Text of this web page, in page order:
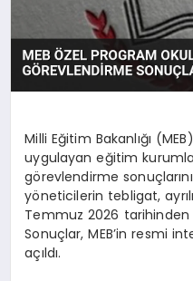
Milli Eğitim Bakanlığı
uygulayan eğitim
görevlendirme
yöneticilerin tebligat,
Temmuz 2026
Sonuçlar, MEB’in resmi
açıldı.